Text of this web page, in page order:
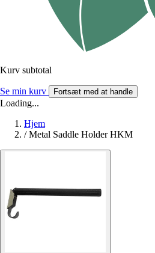
Kurv subtotal
Se min kurv Fortsæt med at handle
Loading...
Hjem
/ Metal Saddle Holder HKM